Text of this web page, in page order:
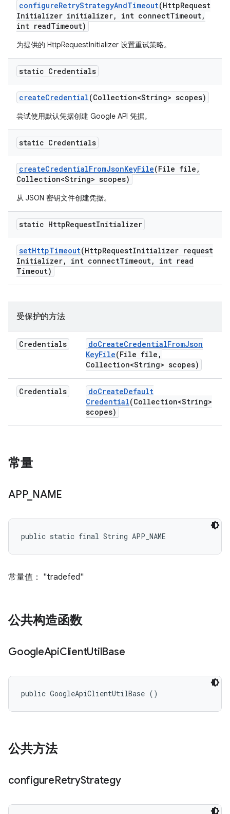
configureRetryStrategyAndTimeout(HttpRequest
Initializer initializer, int connectTimeout,
int readTimeout)
为提供的 HttpRequestInitializer 设置重试策略。
static Credentials
createCredential(Collection<String> scopes)
尝试使用默认凭据创建 Google API 凭据。
static Credentials
createCredentialFromJsonKeyFile(File file ,
Collection<String> scopes)
从 JSON 密钥文件创建凭据。
static HttpRequestInitializer
setHttpTimeout(HttpRequestInitializer request
Initializer, int connectTimeout,
int read
Timeout)
受保护的方法
Credentials doCreateCredentialFromJson
KeyFile(File file ,
Collection<String> scopes)
Credentials doCreateDefault
Credential(Collection<String>
scopes)
常量
APP_ NAME
public static final String APP_NAME
常量值： "tradefed"
公共构造函数
GoogleApiClientUtilBase
public GoogleApiClientUtilBase ()
公共方法
configureRetryStrategy